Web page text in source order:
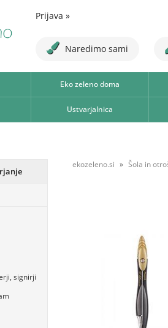
Prijava »
Naredimo sami
Eko zeleno doma
Ustvarjalnica
signirji
ekozeleno.si Šola in